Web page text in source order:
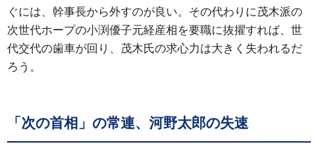
ぐには、幹事長から外すのが良い。その代わりに茂木派の
次世代ホープの小渕優子元経産相を要職に抜擢すれば、世
代交代の歯車が回り、茂木氏の求心力は大きく失われるだ
ろう。
「次の首相」の常連、河野太郎の失速